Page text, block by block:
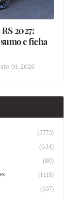
2027:
e ficha
01, 2026
(3773)
(634)
(80)
(1418)
(337)